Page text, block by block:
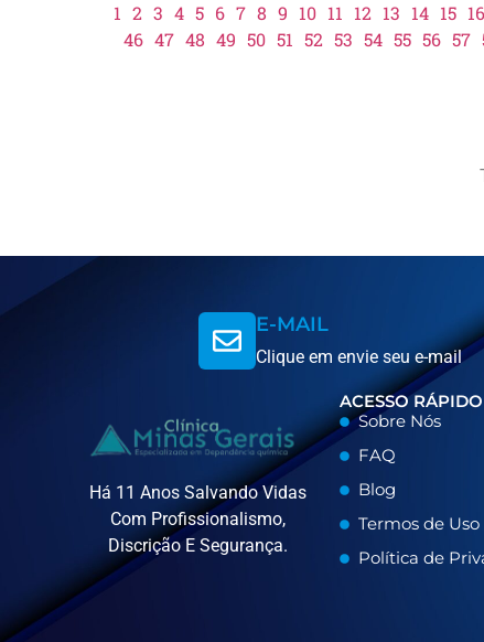
1 2 3 4 5 6 7 8 9 10 11 12 13 14 15 16
46 47 48 49 50 51 52 53 54 55 56 57
E-MAIL
Clique em envie seu e-mail
Há 11 Anos Salvando Vidas
Com Profissionalismo,
Discrição E Segurança.
ACESSO RÁPIDO
Sobre Nós
FAQ
Blog
Termos de Uso
Política de